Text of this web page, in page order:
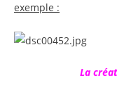
exemple :
La